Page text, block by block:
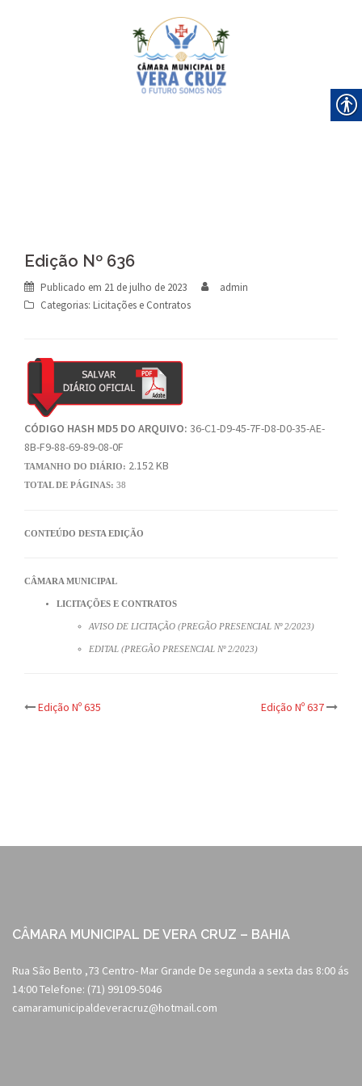
Edição Nº 636
Publicado em 21 de julho de 2023
admin
Categorias: Licitações e Contratos
CÓDIGO HASH MD5 DO ARQUIVO: 36-C1-D9-45-7F-D8-D0-35-AE-
8B-F9-88-69-89-08-0F
TAMANHO DO DIÁRIO: 2.152 KB
TOTAL DE PÁGINAS: 38
CONTEÚDO DESTA EDIÇÃO
CÂMARA MUNICIPAL
LICITAÇÕES E CONTRATOS
AVISO DE LICITAÇÃO (PREGÃO PRESENCIAL Nº 2/2023)
EDITAL (PREGÃO PRESENCIAL Nº 2/2023)
Post
Edição Nº 635 Edição Nº 637
CÂMARA MUNICIPAL DE VERA CRUZ – BAHIA
Rua São Bento ,73 Centro- Mar Grande De segunda a sexta das 8:00 ás
14:00 Telefone: (71) 99109-5046
camaramunicipaldeveracruz@hotmail.com